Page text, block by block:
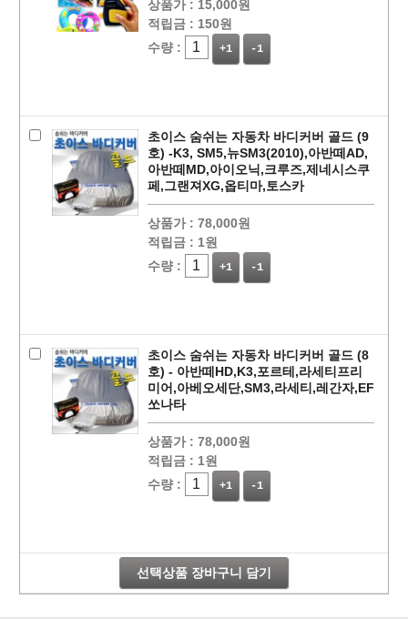
페이코 라이
구매
상품가 : 15,000원
적립금 : 150원
수량 :
+1 -1
초이스 숨쉬는 자동차 바디커버 골드 (9
호) -K3, SM5,뉴SM3(2010),아반떼AD,
아반떼MD,아이오닉,크루즈,제네시스쿠
페,그랜져XG,옵티마,토스카
상품가 : 78,000원
적립금 : 1원
수량 :
+1 -1
초이스 숨쉬는 자동차 바디커버 골드 (8
호) - 아반떼HD,K3,포르테,라세티프리
미어,아베오세단,SM3,라세티,레간자,EF
쏘나타
상품가 : 78,000원
적립금 : 1원
수량 :
+1 -1
선택상품 장바구니 담기